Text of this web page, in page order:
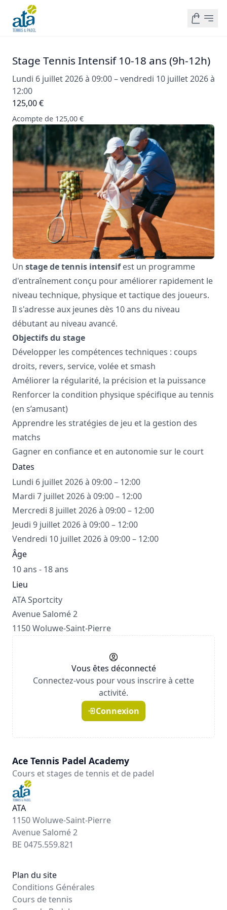
Stage Tennis Intensif 10-18 ans (9h-12h)
Lundi 6 juillet 2026 à 09:00 – vendredi 10 juillet 2026 à
12:00
125,00 €
Acompte de 125,00 €
Un stage de tennis intensifest un programme
d'entraînement conçu pour améliorer rapidement le
niveau technique, physique et tactique des joueurs.
Il s'adresse aux jeunes dès 10 ans du niveau
débutant au niveau avancé.
Objectifs du stage
Développer les compétences techniques : coups
droits, revers, service, volée et smash
Améliorer la régularité, la précision et la puissance
Renforcer la condition physique spécifique au tennis
(en s’amusant)
Apprendre les stratégies de jeu et la gestion des
matchs
Gagner en confiance et en autonomie sur le court
Dates
Lundi 6 juillet 2026 à 09:00 – 12:00
Mardi 7 juillet 2026 à 09:00 – 12:00
Mercredi 8 juillet 2026 à 09:00 – 12:00
Jeudi 9 juillet 2026 à 09:00 – 12:00
Vendredi 10 juillet 2026 à 09:00 – 12:00
Âge
10 ans - 18 ans
Lieu
ATA Sportcity
Avenue Salomé 2
1150 Woluwe-Saint-Pierre
Vous êtes déconnecté
Connectez-vous pour vous inscrire à cette
activité.
Connexion
Ace Tennis Padel Academy
Cours et stages de tennis et de padel
ATA
1150 Woluwe-Saint-Pierre
Avenue Salomé 2
BE 0475.559.821
Plan du site
Conditions Générales
Cours de tennis